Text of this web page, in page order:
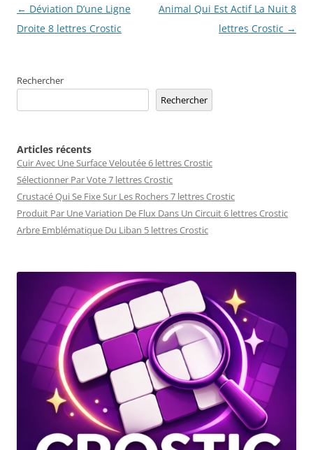
Navigation
des
← Déviation D’une Ligne
Droite 8 lettres Crostic
Animal Qui Est Actif La Nuit 8
lettres Crostic →
Rechercher
Rechercher
Articles récents
Cuir Avec Une Surface Veloutée 6 lettres Crostic
Sélectionner Par Vote 7 lettres Crostic
Crustacé Qui Se Fixe Sur Les Rochers 7 lettres Crostic
Produit Par Une Variation De Flux Dans Un Circuit 6 lettres Crostic
Arbre Emblématique Du Liban 5 lettres Crostic